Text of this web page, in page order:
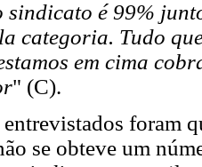
sindicato é 99%
categoria. Tudo
em cima
" (C).
foram
se obteve um